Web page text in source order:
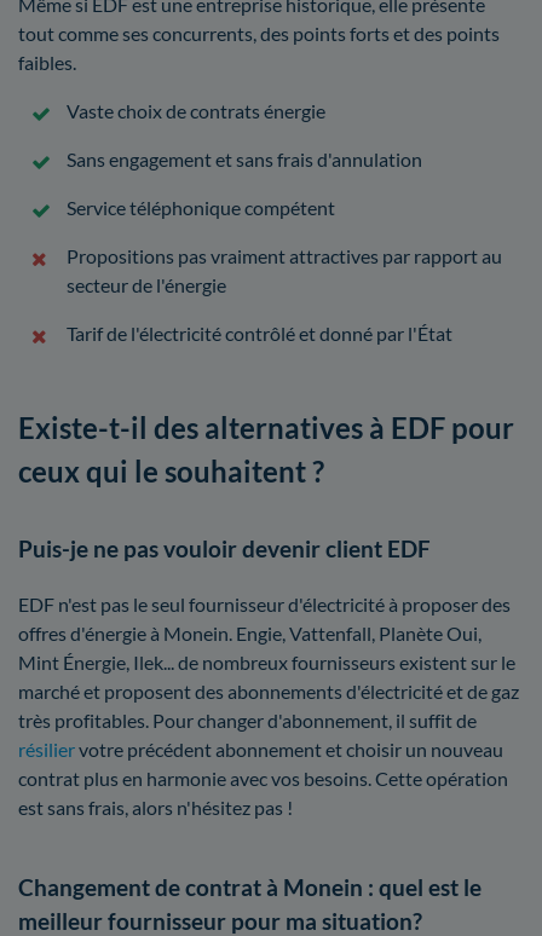
Même si EDF est une entreprise historique, elle présente
tout comme ses concurrents, des points forts et des points
faibles.
Vaste choix de contrats énergie
Sans engagement et sans frais d'annulation
Service téléphonique compétent
Propositions pas vraiment attractives par rapport au
secteur de l'énergie
Tarif de l'électricité contrôlé et donné par l'État
Existe-t-il des alternatives à EDF pour
ceux qui le souhaitent ?
Puis-je ne pas vouloir devenir client EDF
EDF n'est pas le seul fournisseur d'électricité à proposer des
offres d'énergie à Monein. Engie, Vattenfall, Planète Oui,
Mint Énergie, Ilek... de nombreux fournisseurs existent sur le
marché et proposent des abonnements d'électricité et de gaz
très profitables. Pour changer d'abonnement, il suffit de
résiliervotre précédent abonnement et choisir un nouveau
contrat plus en harmonie avec vos besoins. Cette opération
est sans frais, alors n'hésitez pas !
Changement de contrat à Monein : quel est le
meilleur fournisseur pour ma situation?